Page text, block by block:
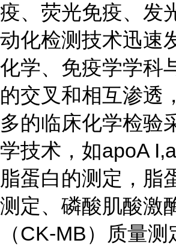
疫、荧光免疫、发
动化检测技术迅速
化学、免疫学学科
的交叉和相互渗透
多的临床化学检验
学技术，如apoA
脂蛋白的测定，脂
测定、磷酸肌酸激
（CK-MB）质量测